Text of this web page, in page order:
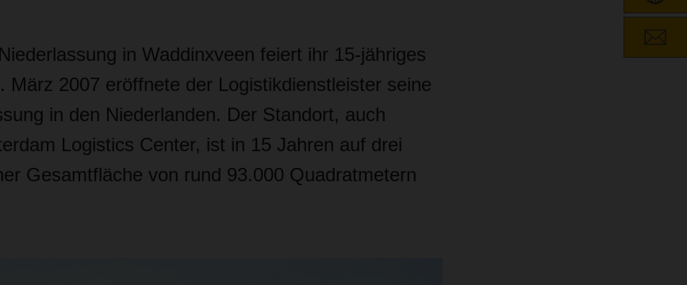
in Waddinxveen feiert ihr 15-jähriges
März 2007 eröffnete der Logistikdienstleister seine
in den Niederlanden. Der Standort, auch
Logistics Center, ist in 15 Jahren auf drei
Gesamtfläche von rund 93.000 Quadratmetern